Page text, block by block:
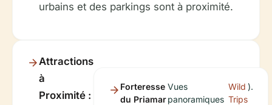
urbains et des parkings sont à proximité.
Attractions
à
Proximité :
Forteresse
du Priamar
Vues
panoramiques
Wild
Trips
).